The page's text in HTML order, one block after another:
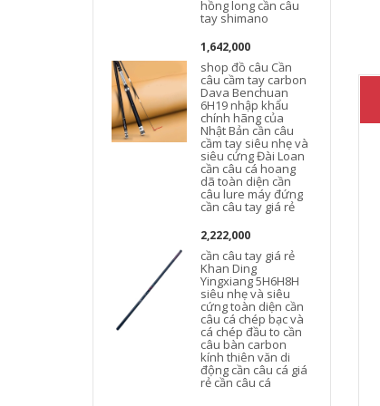
hồng long cần câu
tay shimano
1,642,000
shop đồ câu Cần
câu cầm tay carbon
Dava Benchuan
6H19 nhập khẩu
chính hãng của
Nhật Bản cần câu
cầm tay siêu nhẹ và
siêu cứng Đài Loan
cần câu cá hoang
dã toàn diện cần
câu lure máy đứng
cần câu tay giá rẻ
2,222,000
cần câu tay giá rẻ
Khan Ding
Yingxiang 5H6H8H
siêu nhẹ và siêu
cứng toàn diện cần
câu cá chép bạc và
cá chép đầu to cần
câu bàn carbon
kính thiên văn di
động cần câu cá giá
rẻ cần câu cá